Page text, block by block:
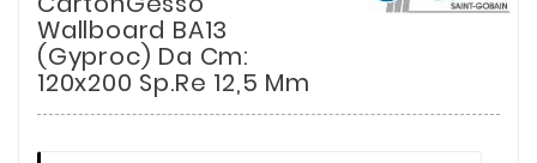
Wallboard BA13
(Gyproc) Da Cm:
120x200 Sp.re 12,5 Mm